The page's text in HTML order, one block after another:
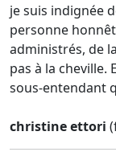
je suis indignée
personne
administrés, de
pas à la cheville.
sous-entendant
christine ettori